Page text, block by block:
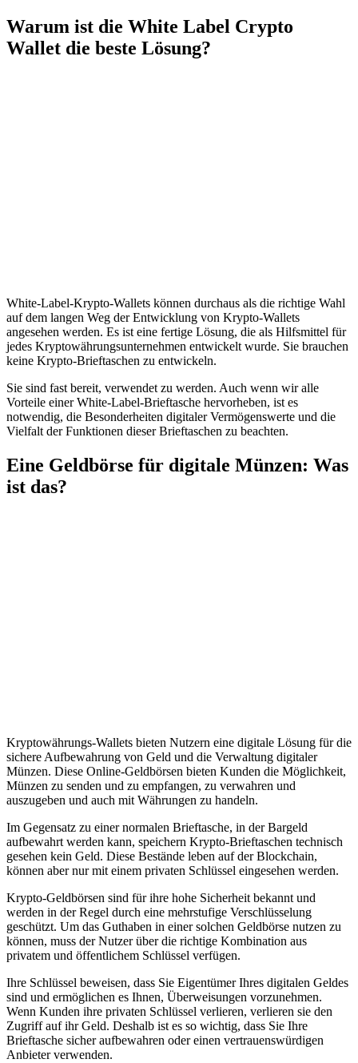
Warum ist die White Label Crypto
Wallet die beste Lösung?
White-Label-Krypto-Wallets können durchaus als die richtige Wahl
auf dem langen Weg der Entwicklung von Krypto-Wallets
angesehen werden. Es ist eine fertige Lösung, die als Hilfsmittel für
jedes Kryptowährungsunternehmen entwickelt wurde. Sie brauchen
keine Krypto-Brieftaschen zu entwickeln.
Sie sind fast bereit, verwendet zu werden. Auch wenn wir alle
Vorteile einer White-Label-Brieftasche hervorheben, ist es
notwendig, die Besonderheiten digitaler Vermögenswerte und die
Vielfalt der Funktionen dieser Brieftaschen zu beachten.
Eine Geldbörse für digitale Münzen: Was
ist das?
Kryptowährungs-Wallets bieten Nutzern eine digitale Lösung für die
sichere Aufbewahrung von Geld und die Verwaltung digitaler
Münzen. Diese Online-Geldbörsen bieten Kunden die Möglichkeit,
Münzen zu senden und zu empfangen, zu verwahren und
auszugeben und auch mit Währungen zu handeln.
Im Gegensatz zu einer normalen Brieftasche, in der Bargeld
aufbewahrt werden kann, speichern Krypto-Brieftaschen technisch
gesehen kein Geld. Diese Bestände leben auf der Blockchain,
können aber nur mit einem privaten Schlüssel eingesehen werden.
Krypto-Geldbörsen sind für ihre hohe Sicherheit bekannt und
werden in der Regel durch eine mehrstufige Verschlüsselung
geschützt. Um das Guthaben in einer solchen Geldbörse nutzen zu
können, muss der Nutzer über die richtige Kombination aus
privatem und öffentlichem Schlüssel verfügen.
Ihre Schlüssel beweisen, dass Sie Eigentümer Ihres digitalen Geldes
sind und ermöglichen es Ihnen, Überweisungen vorzunehmen.
Wenn Kunden ihre privaten Schlüssel verlieren, verlieren sie den
Zugriff auf ihr Geld. Deshalb ist es so wichtig, dass Sie Ihre
Brieftasche sicher aufbewahren oder einen vertrauenswürdigen
Anbieter verwenden.